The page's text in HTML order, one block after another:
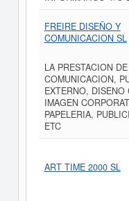
FREIRE DISEÑO Y
COMUNICACION SL
LA PRESTACION
COMUNICACION,
EXTERNO,
IMAGEN
PAPELERIA,
ETC
ART TIME 2000 SL